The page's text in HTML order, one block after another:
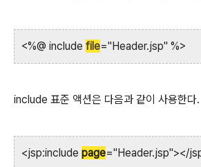
<%@ include file="Header.jsp" %>
include 표준 액션은 다음과 같이 사용한다.
<jsp:include page="Header.jsp"></